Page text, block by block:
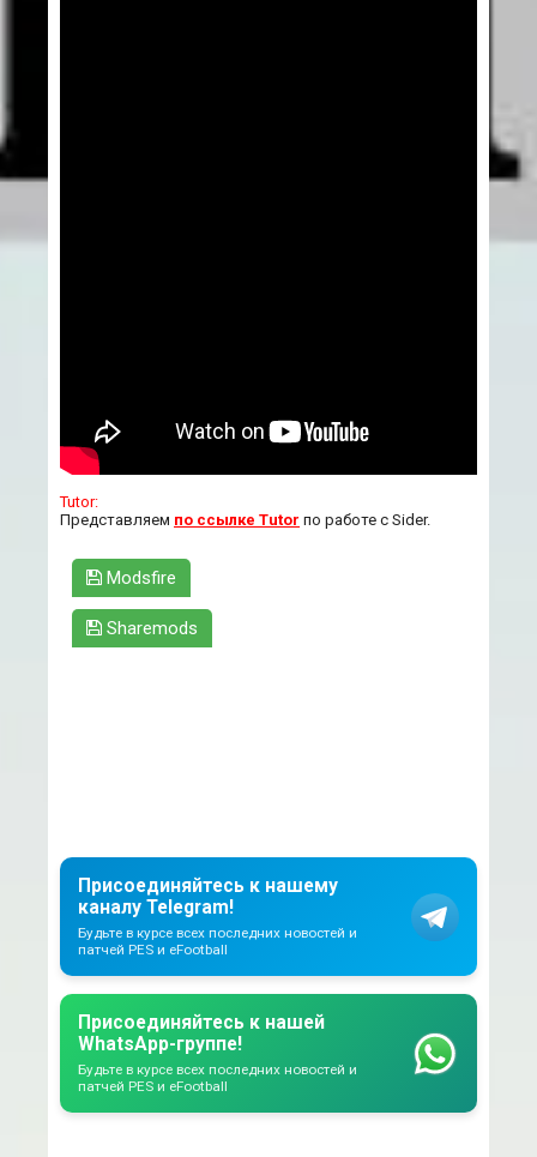
Tutor:
Представляем по ссылке Tutor по работе с Sider.
Modsfire
Sharemods
Присоединяйтесь к нашему
каналу Telegram!
Будьте в курсе всех последних новостей и
патчей PES и eFootball
Присоединяйтесь к нашей
WhatsApp-группе!
Будьте в курсе всех последних новостей и
патчей PES и eFootball